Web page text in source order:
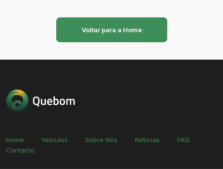
Voltar para a Home
Home Veículos Sobre Nós Notícias
FAQ
Contacto